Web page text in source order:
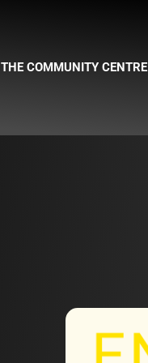
THE COMMUNITY CENTRE